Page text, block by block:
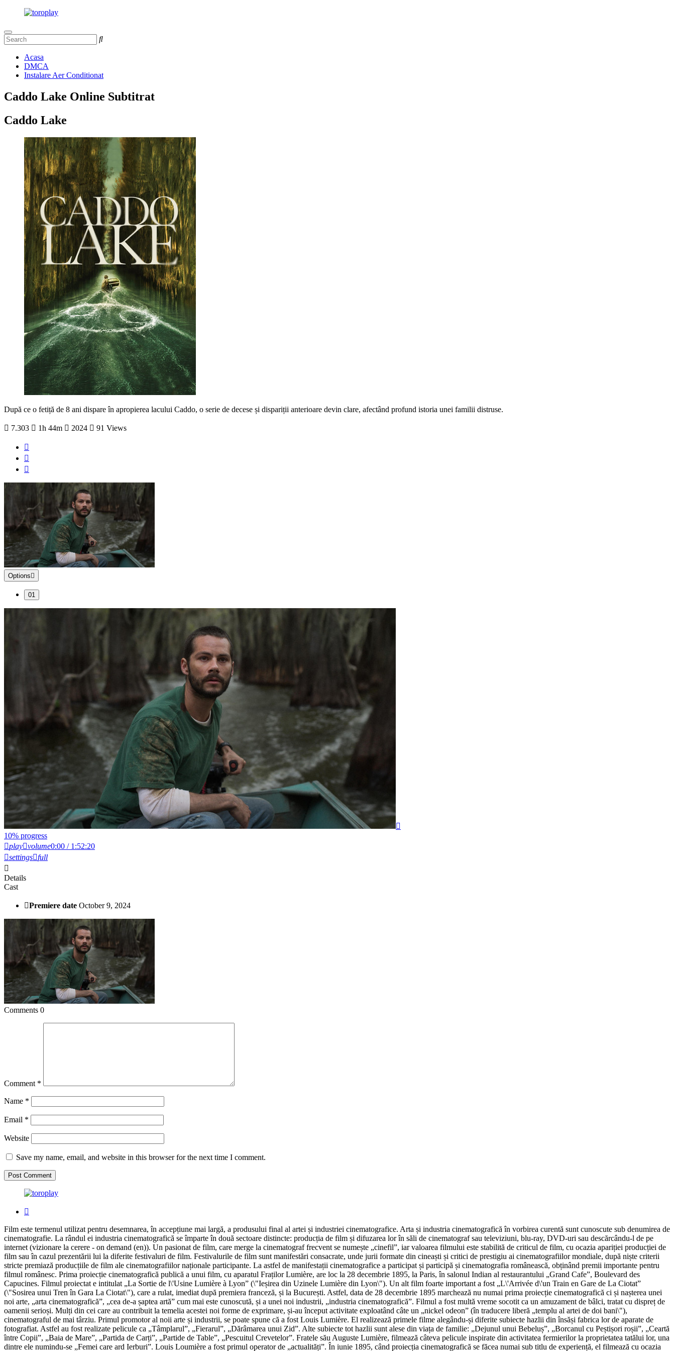
Acasa
DMCA
Instalare Aer Conditionat
Caddo Lake Online Subtitrat
Caddo Lake
După ce o fetiță de 8 ani dispare în apropierea lacului Caddo, o serie de decese și dispariții anterioare devin clare, afectând profund istoria unei familii distruse.
7.303 1h 44m 2024 91 Views
Options
01
10% progress
play volume0:00 / 1:52:20
settings full
Details
Cast
Premiere date October 9, 2024
Comments 0
Comment *
Name *
Email *
Website
Save my name, email, and website in this browser for the next time I comment.
Film este termenul utilizat pentru desemnarea, în accepțiune mai largă, a produsului final al artei și industriei cinematografice. Arta și industria cinematografică în vorbirea curentă sunt cunoscute sub denumirea de
cinematografie. La rândul ei industria cinematografică se împarte în două sectoare distincte: producția de film și difuzarea lor în săli de cinematograf sau televiziuni, blu-ray, DVD-uri sau descărcându-l de pe
internet (vizionare la cerere - on demand (en)). Un pasionat de film, care merge la cinematograf frecvent se numește „cinefil”, iar valoarea filmului este stabilită de criticul de film, cu ocazia apariției producției de
film sau în cazul prezentării lui la diferite festivaluri de film. Festivalurile de film sunt manifestări consacrate, unde jurii formate din cineaști și critici de prestigiu ai cinematografiilor mondiale, după niște criterii
stricte premiază producțiile de film ale cinematografiilor naționale participante. La astfel de manifestații cinematografice a participat și participă și cinematografia românească, obținând premii importante pentru
filmul românesc. Prima proiecție cinematografică publică a unui film, cu aparatul Fraților Lumière, are loc la 28 decembrie 1895, la Paris, în salonul Indian al restaurantului „Grand Cafe”, Boulevard des
Capucines. Filmul proiectat e intitulat „La Sortie de l\'Usine Lumière à Lyon” (\"Ieșirea din Uzinele Lumière din Lyon\"). Un alt film foarte important a fost „L\'Arrivée d\'un Train en Gare de La Ciotat”
(\"Sosirea unui Tren în Gara La Ciotat\"), care a rulat, imediat după premiera franceză, și la București. Astfel, data de 28 decembrie 1895 marchează nu numai prima proiecție cinematografică ci și nașterea unei
noi arte, „arta cinematografică”, „cea de-a șaptea artă” cum mai este cunoscută, și a unei noi industrii, „industria cinematografică”. Filmul a fost multă vreme socotit ca un amuzament de bâlci, tratat cu dispreț de
oamenii serioși. Mulți din cei care au contribuit la temelia acestei noi forme de exprimare, și-au început activitate exploatând câte un „nickel odeon” (în traducere liberă „templu al artei de doi bani\"),
cinematograful de mai târziu. Primul promotor al noii arte și industrii, se poate spune că a fost Louis Lumière. El realizează primele filme alegându-și diferite subiecte hazlii din însăși fabrica lor de aparate de
fotografiat. Astfel au fost realizate pelicule ca „Tâmplarul”, „Fierarul”, „Dărâmarea unui Zid”. Alte subiecte tot hazlii sunt alese din viața de familie: „Dejunul unui Bebeluș”, „Borcanul cu Peștișori roșii”, „Ceartă
între Copii”, „Baia de Mare”, „Partida de Carți”, „Partide de Table”, „Pescuitul Crevetelor”. Fratele său Auguste Lumière, filmează câteva pelicule inspirate din activitatea fermierilor la proprietatea tatălui lor, una
dintre ele numindu-se „Femei care ard Ierburi”. Louis Loumière a fost primul operator de „actualități”. În iunie 1895, când proiecția cinematografică se făcea numai sub titlu de experiență, el filmează cu ocazia